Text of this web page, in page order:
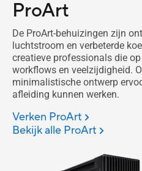
ProArt
De ProArt-behuizingen zijn
luchtstroom en verbeterde
creatieve professionals die
workflows en veelzijdigheid.
minimalistische ontwerp
afleiding kunnen werken.
Verken ProArt
Bekijk alle ProArt